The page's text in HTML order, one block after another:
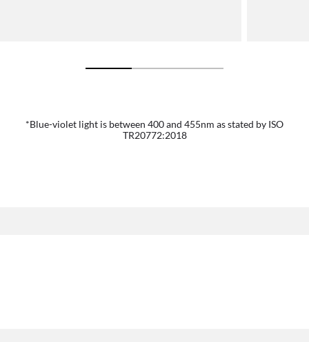
*Blue-violet light is between 400 and 455nm as stated by ISO
TR20772:2018